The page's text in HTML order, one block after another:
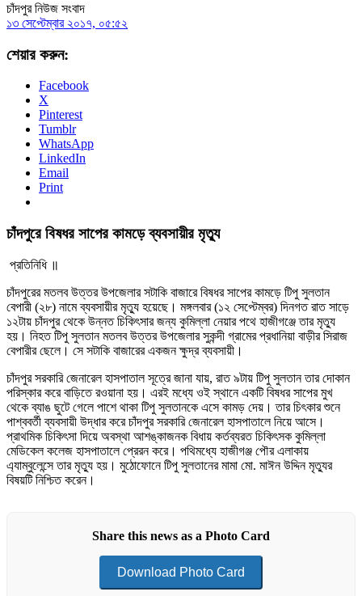
চাঁদপুর নিউজ সংবাদ
১৩ সেপ্টেম্বার ২০১৭, ০৫:৫২
শেয়ার করুন:
Facebook
X
Pinterest
Tumblr
WhatsApp
LinkedIn
Email
Print
চাঁদপুরে বিষধর সাপের কামড়ে ব্যবসায়ীর মৃত্যু
প্রতিনিধি ॥
চাঁদপুরের মতলব উত্তর উপজেলার সটাকি বাজারে বিষধর সাপের কামড়ে টিপু সুলতান
বেপারী (২৮) নামে ব্যবসায়ীর মৃত্যু হয়েছে। মঙ্গলবার (১২ সেপ্টেম্বর) দিনগত রাত সাড়ে
১২টায় চাঁদপুর থেকে উন্নত চিকিৎসার জন্য কুমিল্লা নেয়ার পথে হাজীগঞ্জে তার মৃত্যু
হয়। নিহত টিপু সুলতান মতলব উত্তর উপজেলার সুকন্দী গ্রামের প্রধানিয়া বাড়ীর সিরাজ
বেপারীর ছেলে। সে সটাকি বাজারের একজন ক্ষুদ্র ব্যবসায়ী।
চাঁদপুর সরকারি জেনারেল হাসপাতাল সূত্রে জানা যায়, রাত ৯টায় টিপু সুলতান তার দোকান
পরিস্কার করে বাড়িতে রওয়ানা হয়। এরই মধ্যে ওই স্থানে একটি বিষধর সাপের মুখ
থেকে ব্যাঙ ছুটে গেলে পাশে থাকা টিপু সুলতানকে এসে কামড় দেয়। তার চিৎকার শুনে
পাশ্ববর্তী ব্যবসায়ী উদ্ধার করে চাঁদপুর সরকারি জেনারেল হাসপাতালে নিয়ে আসে।
প্রাথমিক চিকিৎসা দিয়ে অবস্থা আশঙ্কাজনক বিধায় কর্তব্যরত চিকিৎসক কুমিল্লা
মেডিকেল কলেজ হাসপাতালে প্রেরন করে। পথিমধ্যে হাজীগঞ্জ পৌর এলাকায়
এ্যাম্বুলেন্সে তার মৃত্যু হয়। মুঠোফোনে টিপু সুলতানের মামা মো. মাঈন উদ্দিন মৃত্যুর
বিষয়টি নিশ্চিত করেন।
Share this news as a Photo Card
Download Photo Card